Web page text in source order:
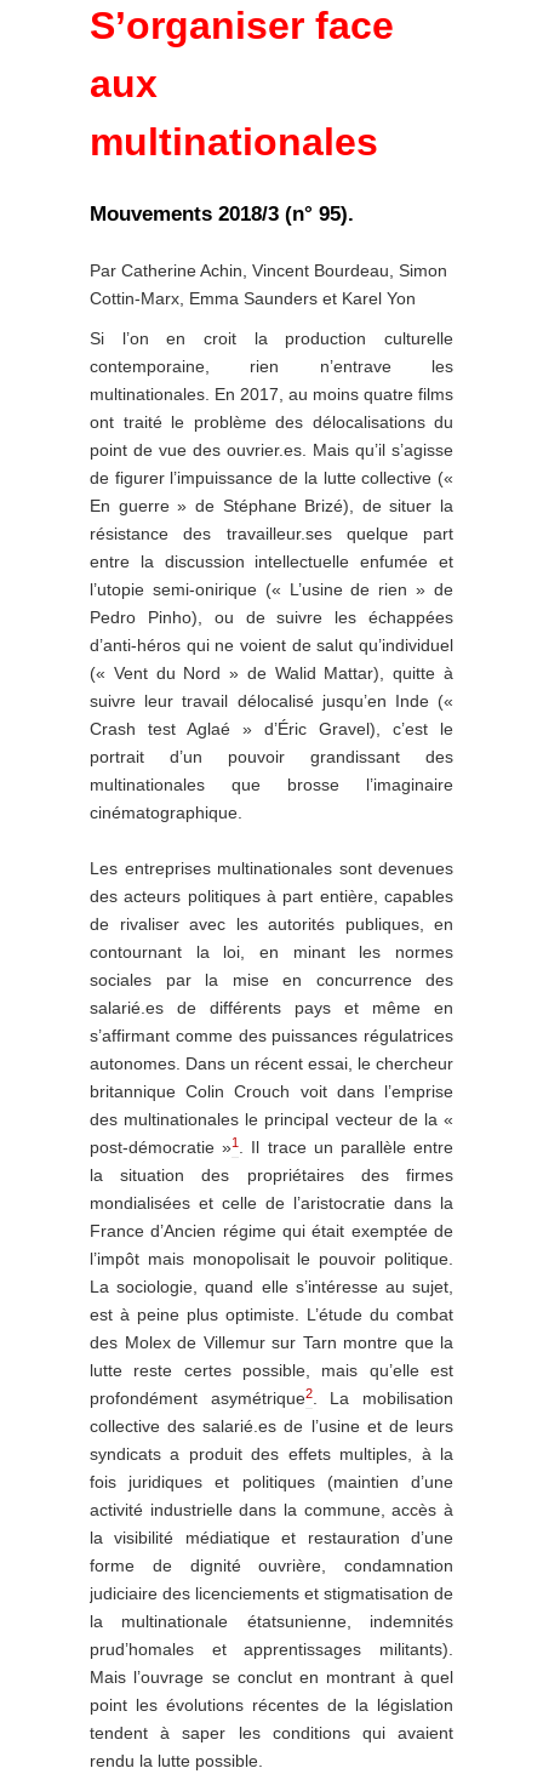
S’organiser face
aux
multinationales
Mouvements 2018/3 (n° 95).
Par Catherine Achin, Vincent Bourdeau, Simon
Cottin-Marx, Emma Saunders et Karel Yon
Si l’on en croit la production culturelle
contemporaine, rien n’entrave les
multinationales. En 2017, au moins quatre films
ont traité le problème des délocalisations du
point de vue des ouvrier.es. Mais qu’il s’agisse
de figurer l’impuissance de la lutte collective («
En guerre » de Stéphane Brizé), de situer la
résistance des travailleur.ses quelque part
entre la discussion intellectuelle enfumée et
l’utopie semi-onirique (« L’usine de rien » de
Pedro Pinho), ou de suivre les échappées
d’anti-héros qui ne voient de salut qu’individuel
(« Vent du Nord » de Walid Mattar), quitte à
suivre leur travail délocalisé jusqu’en Inde («
Crash test Aglaé » d’Éric Gravel), c’est le
portrait d’un pouvoir grandissant des
multinationales que brosse l’imaginaire
cinématographique.
Les entreprises multinationales sont devenues
des acteurs politiques à part entière, capables
de rivaliser avec les autorités publiques, en
contournant la loi, en minant les normes
sociales par la mise en concurrence des
salarié.es de différents pays et même en
s’affirmant comme des puissances régulatrices
autonomes. Dans un récent essai, le chercheur
britannique Colin Crouch voit dans l’emprise
des multinationales le principal vecteur de la «
post-démocratie »1
. Il trace un parallèle entre
la situation des propriétaires des firmes
mondialisées et celle de l’aristocratie dans la
France d’Ancien régime qui était exemptée de
l’impôt mais monopolisait le pouvoir politique.
La sociologie, quand elle s’intéresse au sujet,
est à peine plus optimiste. L’étude du combat
des Molex de Villemur sur Tarn montre que la
lutte reste certes possible, mais qu’elle est
profondément asymétrique2. La mobilisation
collective des salarié.es de l’usine et de leurs
syndicats a produit des effets multiples, à la
fois juridiques et politiques (maintien d’une
activité industrielle dans la commune, accès à
la visibilité médiatique et restauration d’une
forme de dignité ouvrière, condamnation
judiciaire des licenciements et stigmatisation de
la multinationale étatsunienne, indemnités
prud’homales et apprentissages militants).
Mais l’ouvrage se conclut en montrant à quel
point les évolutions récentes de la législation
tendent à saper les conditions qui avaient
rendu la lutte possible.